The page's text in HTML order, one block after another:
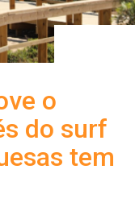
o
do surf
tem